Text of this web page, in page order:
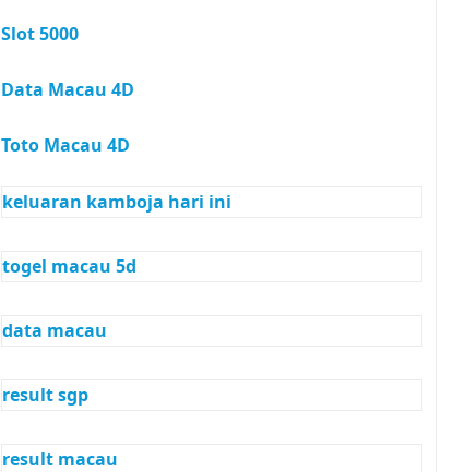
Slot 5000
Data Macau 4D
Toto Macau 4D
keluaran kamboja hari ini
togel macau 5d
data macau
result sgp
result macau